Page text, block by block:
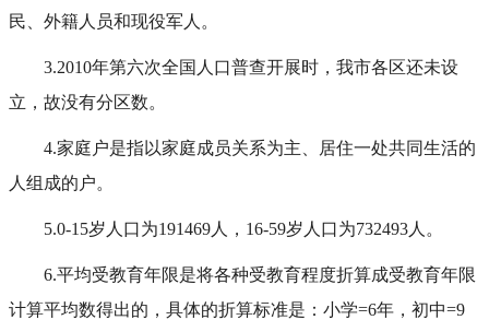
民、外籍人员和现役军人。
3.2010年第六次全国人口普查开展时，我市各区还未设
立，故没有分区数。
4.家庭户是指以家庭成员关系为主、居住一处共同生活的
人组成的户。
5.0-15岁人口为191469人，16-59岁人口为732493人。
6.平均受教育年限是将各种受教育程度折算成受教育年限
计算平均数得出的，具体的折算标准是：小学=6年，初中=9